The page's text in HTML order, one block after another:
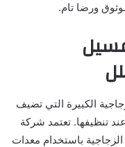
ورضا تام.
الكبيرة التي تضيف
تنظيفها. تعتمد شركة
باستخدام معدات